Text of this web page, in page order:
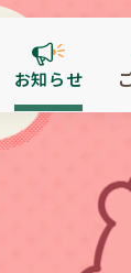
お知らせ